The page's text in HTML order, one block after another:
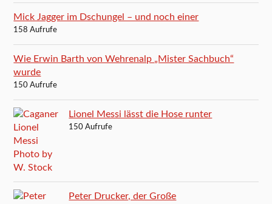
Mick Jagger im Dschungel – und noch einer
158 Aufrufe
Wie Erwin Barth von Wehrenalp „Mister Sachbuch“
wurde
150 Aufrufe
Lionel Messi lässt die Hose runter
150 Aufrufe
Peter Drucker, der Große